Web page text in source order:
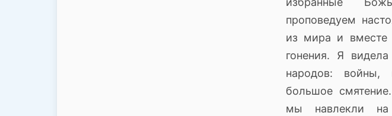
проповедуем
из мира и вместе
гонения. Я
народов:
большое
мы навлекли